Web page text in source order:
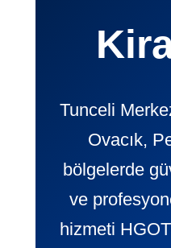
Tunceli
Ovacık,
bölgelerde
ve
hizmeti